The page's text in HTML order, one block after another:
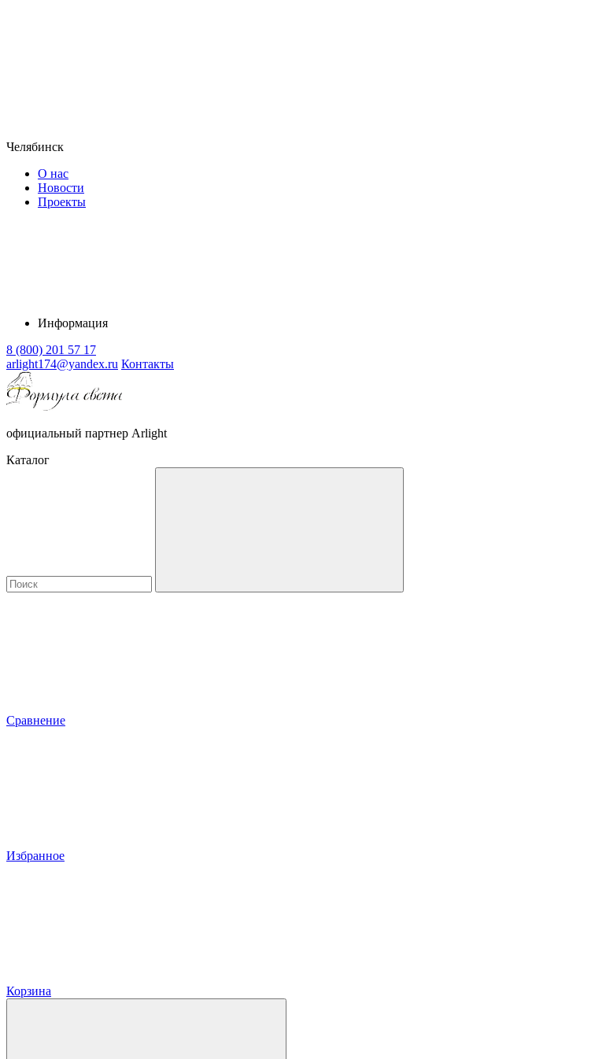
Челябинск
О нас
Новости
Проекты
Информация
8 (800) 201 57 17
arlight174@yandex.ru Контакты
официальный партнер Arlight
Каталог
Сравнение
Избранное
Корзина